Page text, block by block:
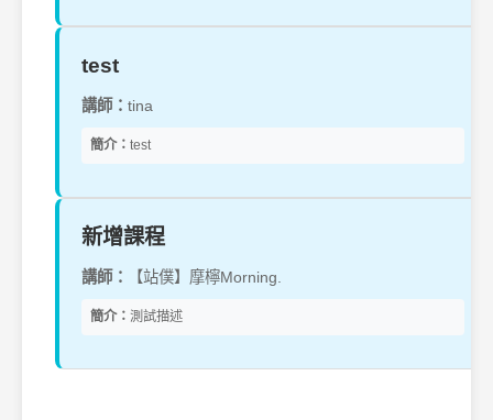
test
講師： tina
簡介： test
新增課程
講師： 【站僕】摩檸Morning.
簡介： 測試描述